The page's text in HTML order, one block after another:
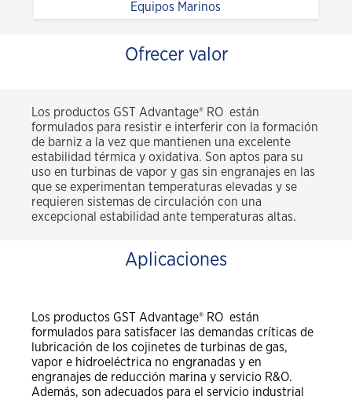
Equipos Marinos
Ofrecer valor
Los productos GST Advantage® RO están
formulados para resistir e interferir con la formación
de barniz a la vez que mantienen una excelente
estabilidad térmica y oxidativa. Son aptos para su
uso en turbinas de vapor y gas sin engranajes en las
que se experimentan temperaturas elevadas y se
requieren sistemas de circulación con una
excepcional estabilidad ante temperaturas altas.
Aplicaciones
Los productos GST Advantage® RO están
formulados para satisfacer las demandas críticas de
lubricación de los cojinetes de turbinas de gas,
vapor e hidroeléctrica no engranadas y en
engranajes de reducción marina y servicio R&O.
Además, son adecuados para el servicio industrial